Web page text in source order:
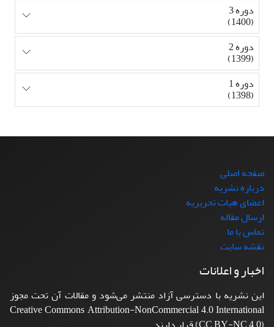
دوره 3
(1400)
دوره 2
(1399)
دوره 1
(1398)
صفحه اصلی
درباره نشریه
اعضای هیات تحریریه
ارسال مقاله
تماس با ما
نقشه سایت
اخبار و اعلانات
این نشریه با دسترسی آزاد منتشر می‌شود و مقالات آن تحت مجوز
Creative Commons Attribution-NonCommercial 4.0 International